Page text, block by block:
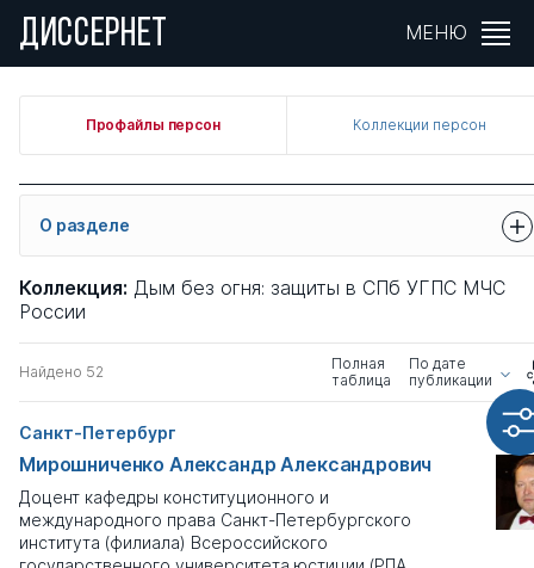
ДИССЕРНЕТ МЕНЮ
Профайлы персон Коллекции персон
О разделе
Перед вами список фигурантов Диссернета. О принципах
включения персон в диссернетовскую базу мы написали в
Для получения более подробной информации о персонах
нажмите на кнопку "Полная таблица" прямо под этим
текстом. Там есть дополнительные данные и сортировка
по параметрам.
По умолчанию в разделе показанытолько фигуранты с
профайлами.Информация об этих персонах найдена в
открытых источниках.
Если вы хотите посмотреть полный список персон
Коллекция: Дым без огня: защиты в СПб УГПС МЧС
России
Найдено 52
Полная
таблица
По дате
публикации
Санкт-Петербург
Мирошниченко Александр Александрович
Доцент кафедры конституционного и
международного права Санкт-Петербургского
института (филиала) Всероссийского
Фильтры
Страна
Выберите страну
Регион ?
Выберите или введите
Город или населенный пункт
Выберите или введите
Фамилия персоны
Научная специальность ?
Выберите
Коллекция